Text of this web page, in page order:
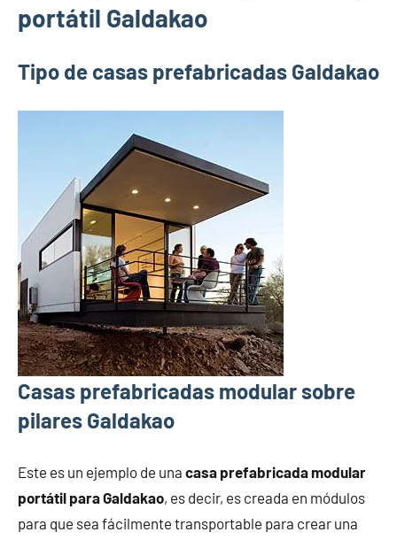
portátil Galdakao
Tipo de casas prefabricadas Galdakao
Casas prefabricadas modular sobre
pilares Galdakao
Este es un ejemplo de una casa prefabricada modular
portátil para Galdakao, es decir, es creada en módulos
para que sea fácilmente transportable para crear una